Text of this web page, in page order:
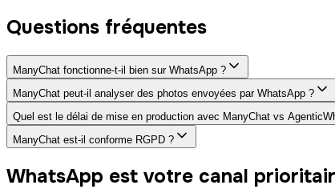
Questions fréquentes
ManyChat fonctionne-t-il bien sur WhatsApp ?
ManyChat peut-il analyser des photos envoyées par WhatsApp ?
Quel est le délai de mise en production avec ManyChat vs
ManyChat est-il conforme RGPD ?
WhatsApp est votre canal